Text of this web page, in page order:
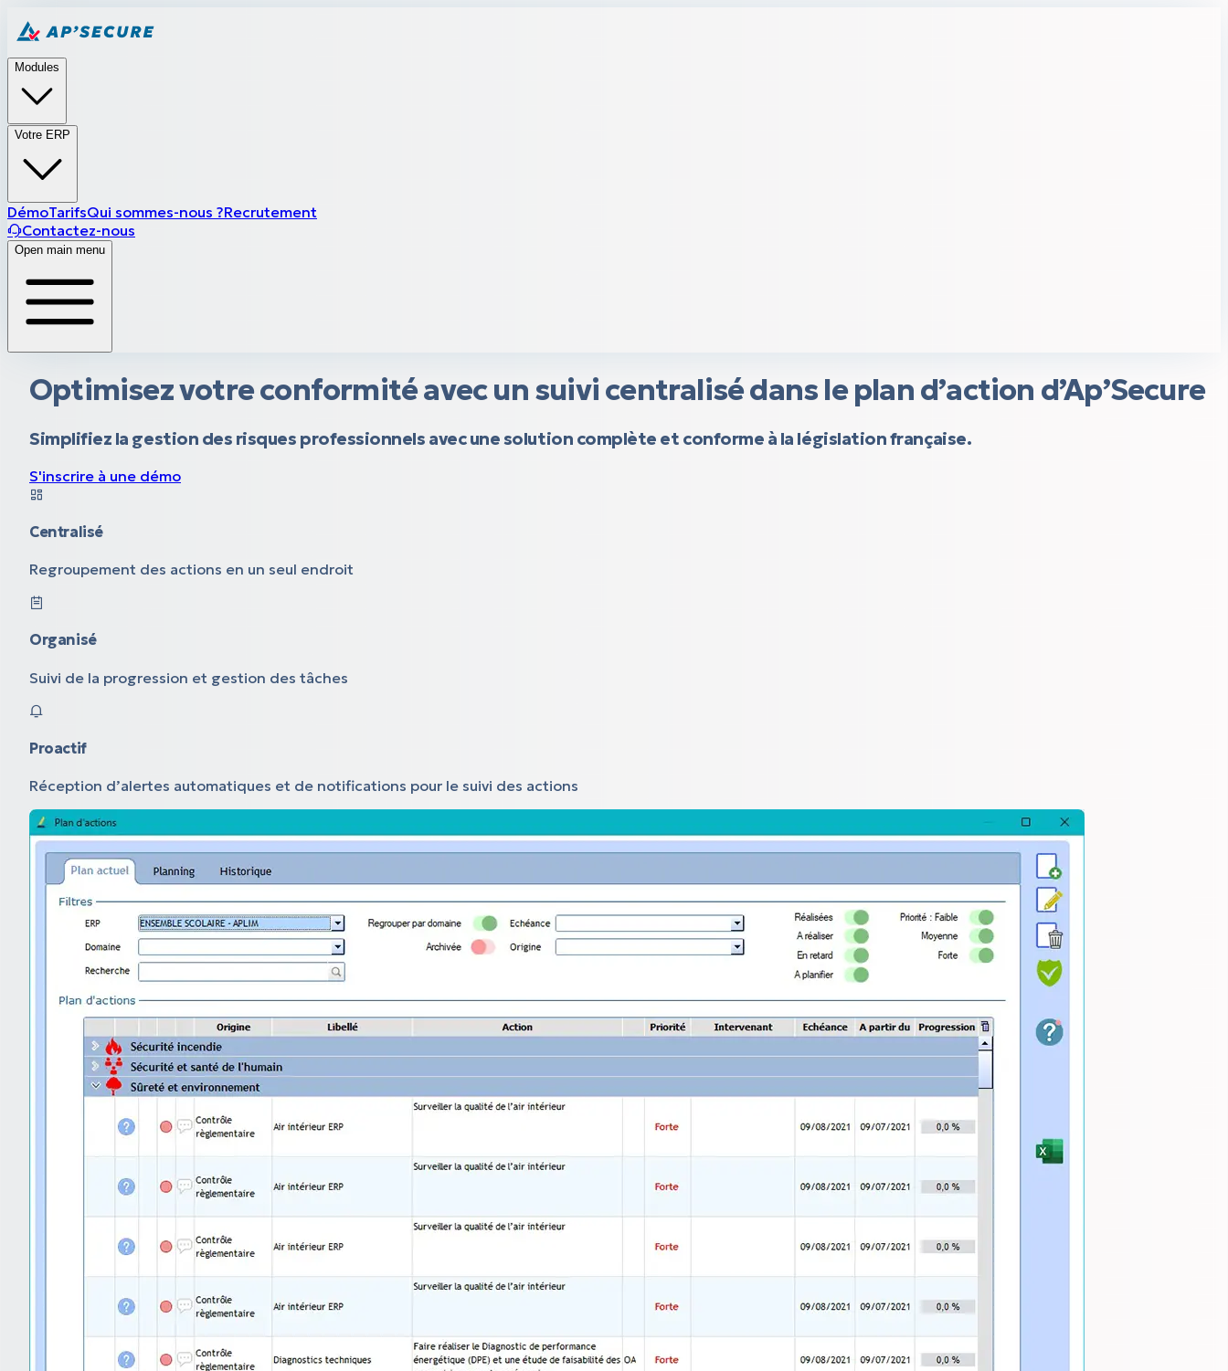
Modules
Votre ERP
DémoTarifsQui sommes-nous ?Recrutement
Contactez-nous
Open main menu
Optimisez votre conformité avec un suivi centralisé dans le plan d’action d’Ap’Secure
Simplifiez la gestion des risques professionnels avec une solution complète et conforme à la législation française.
S'inscrire à une démo
Centralisé
Regroupement des actions en un seul endroit
Organisé
Suivi de la progression et gestion des tâches
Proactif
Réception d’alertes automatiques et de notifications pour le suivi des actions